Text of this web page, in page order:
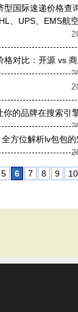
型国际速递价格查
、UPS、EMS航
格对比：开源 vs
的品牌在搜索引
方位解析lv包包
5 6 7 8 9 10